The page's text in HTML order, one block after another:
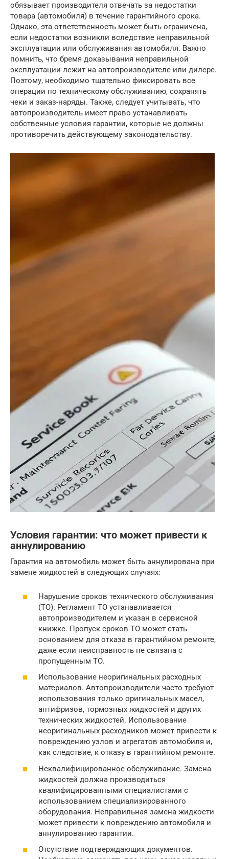
обязывает производителя отвечать за недостатки
товара (автомобиля) в течение гарантийного срока.
Однако, эта ответственность может быть ограничена,
если недостатки возникли вследствие неправильной
эксплуатации или обслуживания автомобиля. Важно
помнить, что бремя доказывания неправильной
эксплуатации лежит на автопроизводителе или дилере.
Поэтому, необходимо тщательно фиксировать все
операции по техническому обслуживанию, сохранять
чеки и заказ-наряды. Также, следует учитывать, что
автопроизводитель имеет право устанавливать
собственные условия гарантии, которые не должны
противоречить действующему законодательству.
Условия гарантии: что может привести к
аннулированию
Гарантия на автомобиль может быть аннулирована при
замене жидкостей в следующих случаях:
Нарушение сроков технического обслуживания
(ТО). Регламент ТО устанавливается
автопроизводителем и указан в сервисной
книжке. Пропуск сроков ТО может стать
основанием для отказа в гарантийном ремонте,
даже если неисправность не связана с
пропущенным ТО.
Использование неоригинальных расходных
материалов. Автопроизводители часто требуют
использования только оригинальных масел,
антифризов, тормозных жидкостей и других
технических жидкостей. Использование
неоригинальных расходников может привести к
повреждению узлов и агрегатов автомобиля и,
как следствие, к отказу в гарантийном ремонте.
Неквалифицированное обслуживание. Замена
жидкостей должна производиться
квалифицированными специалистами с
использованием специализированного
оборудования. Неправильная замена жидкости
может привести к повреждению автомобиля и
аннулированию гарантии.
Отсутствие подтверждающих документов.